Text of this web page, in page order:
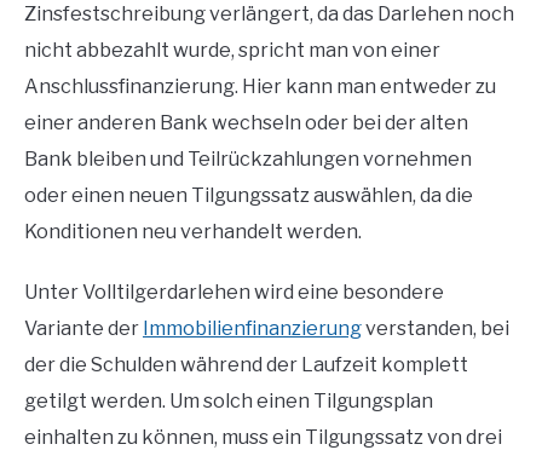
Zinsfestschreibung verlängert, da das Darlehen noch
nicht abbezahlt wurde, spricht man von einer
Anschlussfinanzierung. Hier kann man entweder zu
einer anderen Bank wechseln oder bei der alten
Bank bleiben und Teilrückzahlungen vornehmen
oder einen neuen Tilgungssatz auswählen, da die
Konditionen neu verhandelt werden.
Unter Volltilgerdarlehen wird eine besondere
Variante der Immobilienfinanzierungverstanden, bei
der die Schulden während der Laufzeit komplett
getilgt werden. Um solch einen Tilgungsplan
einhalten zu können, muss ein Tilgungssatz von drei